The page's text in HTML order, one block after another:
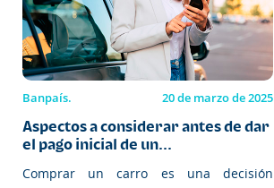
Banpaís. 20 de marzo de 2025
Aspectos a considerar antes de dar
el pago inicial de un...
Comprar un carro es una decisión